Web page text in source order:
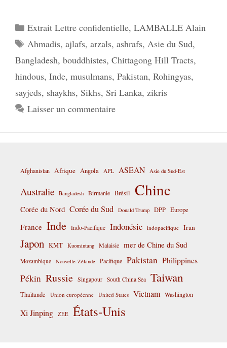
Catégories
Extrait Lettre confidentielle, LAMBALLE Alain
Étiquettes
Ahmadis, ajlafs, arzals, ashrafs, Asie du Sud,
Bangladesh, bouddhistes, Chittagong Hill Tracts,
hindous, Inde, musulmans, Pakistan, Rohingyas,
sayjeds, shaykhs, Sikhs, Sri Lanka, zikris
Laisser un commentaire
Afghanistan Afrique Angola APL ASEAN Asie du Sud-Est
Australie Bangladesh Birmanie Brésil Chine
Corée du Nord Corée du Sud Donald Trump DPP Europe
France Inde Indo-Pacifique Indonésie indopacifique Iran
Japon KMT Kuomintang Malaisie mer de Chine du Sud
Mozambique Nouvelle-Zélande Pacifique Pakistan Philippines
Pékin Russie Singapour South China Sea Taiwan
Thaïlande Union européenne United States Vietnam Washington
Xi Jinping ZEE États-Unis